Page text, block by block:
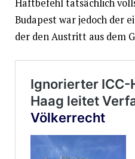
Haftbefehl tatsächlich
Budapest war jedoch der
der den Austritt aus dem